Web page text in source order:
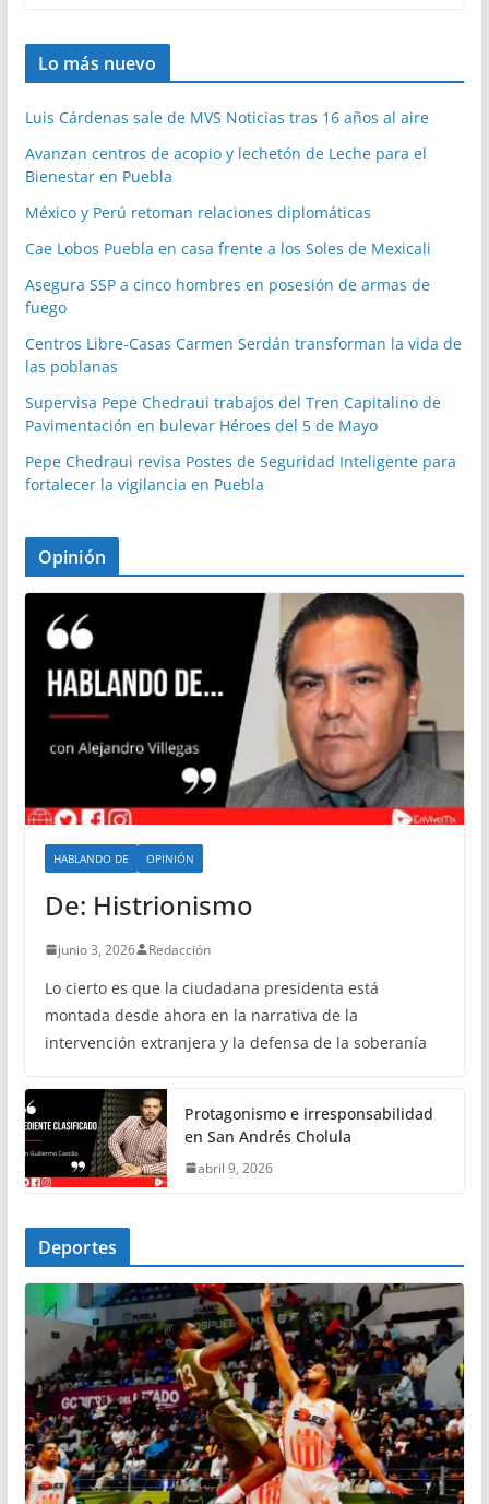
Lo más nuevo
Luis Cárdenas sale de MVS Noticias tras 16 años al aire
Avanzan centros de acopio y lechetón de Leche para el
Bienestar en Puebla
México y Perú retoman relaciones diplomáticas
Cae Lobos Puebla en casa frente a los Soles de Mexicali
Asegura SSP a cinco hombres en posesión de armas de
fuego
Centros Libre-Casas Carmen Serdán transforman la vida de
las poblanas
Supervisa Pepe Chedraui trabajos del Tren Capitalino de
Pavimentación en bulevar Héroes del 5 de Mayo
Pepe Chedraui revisa Postes de Seguridad Inteligente para
fortalecer la vigilancia en Puebla
Opinión
HABLANDO DE OPINIÓN
De: Histrionismo
junio 3, 2026 Redacción
Lo cierto es que la ciudadana presidenta está
montada desde ahora en la narrativa de la
intervención extranjera y la defensa de la soberanía
Protagonismo e irresponsabilidad
en San Andrés Cholula
abril 9, 2026
Deportes